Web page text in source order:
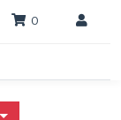
0